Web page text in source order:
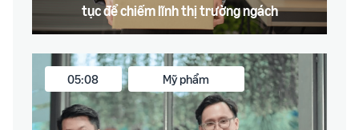
tục để chiếm lĩnh thị trường ngách
05:08 Mỹ phẩm